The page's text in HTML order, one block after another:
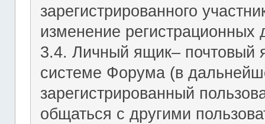
зарегистрированного
изменение регистрационных
3.4. Личный ящик– почтовый
системе Форума (в
зарегистрированный
общаться с другими